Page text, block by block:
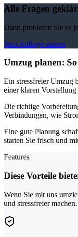
Alle Fragen
Dann probieren Sie es
Jetzt Anfrage starten
Umzug planen:
Ein stressfreier Umzug
einer klaren
Die richtige
Verbindungen, wie
Eine gute Planung
starten Sie frisch und
Features
Diese Vorteile
Wenn Sie mit uns
und stressfreier machen.